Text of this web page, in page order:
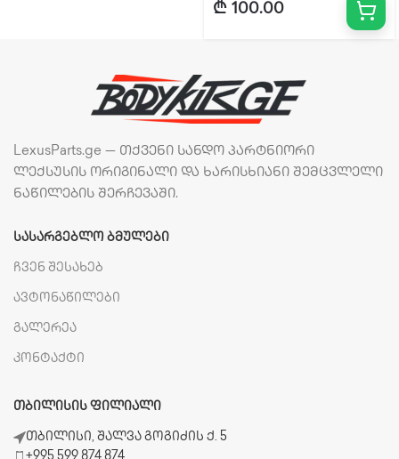
₾ 100.00
LexusParts.ge — თქვენი სანდო პარტნიორი
ლექსუსის ორიგინალი და ხარისხიანი შემცვლელი
ნაწილების შერჩევაში.
ᲡᲐᲡᲐᲠᲒᲔᲑᲚᲝ ᲑᲛᲣᲚᲔᲑᲘ
ჩვენ შესახებ
ავტონაწილები
გალერეა
კონტაქტი
ᲗᲑᲘᲚᲘᲡᲘᲡ ᲤᲘᲚᲘᲐᲚᲘ
თბილისი, შალვა გოგიძის ქ. 5